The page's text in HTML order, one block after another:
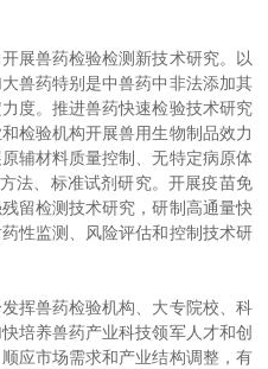
展兽药检验检测新技术研究。以
兽药特别是中兽药中非法添加其
度。推进兽药快速检验技术研究
检验机构开展兽用生物制品效力
辅材料质量控制、无特定病原体
法、标准试剂研究。开展疫苗免
留检测技术研究，研制高通量快
性监测、风险评估和控制技术研
挥兽药检验机构、大专院校、科
培养兽药产业科技领军人才和创
应市场需求和产业结构调整，有